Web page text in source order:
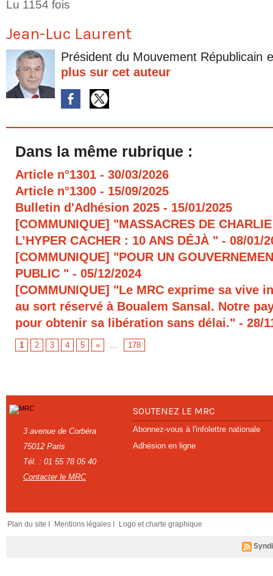
Lu 1154 fois
Jean-Luc Laurent
Président du Mouvement Républicain
plus sur cet auteur
Dans la même rubrique :
Article n°1301 - 30/03/2026
Article n°1300 - 15/09/2025
Bulletin d'Adhésion 2025 - 15/01/2025
[COMMUNIQUE] "MASSACRES DE
L’HYPER CACHER : 10 ANS DÉJÀ " - 08/01/
[COMMUNIQUE] "POUR UN
PUBLIC " - 05/12/2024
[COMMUNIQUE] "Le MRC exprime sa vive
au sort réservé à Boualem Sansal. Notre
pour obtenir sa libération sans délai." - 28/
1 2 3 4 5 » ... 178
3 avenue de Corbéra
75012 Paris
Tél. : 01 55 78 05 40
Contacter le MRC
SOUTENEZ LE MRC
Abonnez-vous à l'infolettre nationale
Adhésion en ligne
Plan du site I Mentions légales I Logo et charte graphique